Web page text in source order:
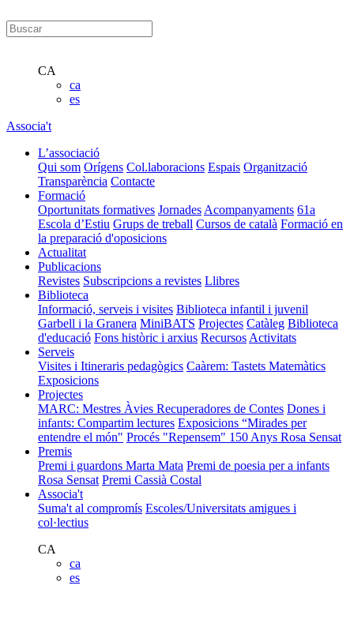
CA
ca
es
Associa't
L’associació
Qui som Orígens Col.laboracions Espais Organització
Transparència Contacte
Formació
Oportunitats formatives Jornades Acompanyaments 61a
Escola d’Estiu Grups de treball Cursos de català Formació en
la preparació d'oposicions
Actualitat
Publicacions
Revistes Subscripcions a revistes Llibres
Biblioteca
Informació, serveis i visites Biblioteca infantil i juvenil
Garbell i la Granera MiniBATS Projectes Catàleg Biblioteca
d'educació Fons històric i arxius Recursos Activitats
Serveis
Visites i Itineraris pedagògics Caàrem: Tastets Matemàtics
Exposicions
Projectes
MARC: Mestres Àvies Recuperadores de Contes Dones i
infants: Compartim lectures Exposicions “Mirades per
entendre el món" Procés "Repensem" 150 Anys Rosa Sensat
Premis
Premi i guardons Marta Mata Premi de poesia per a infants
Rosa Sensat Premi Cassià Costal
Associa't
Suma't al compromís Escoles/Universitats amigues i
col·lectius
CA
ca
es